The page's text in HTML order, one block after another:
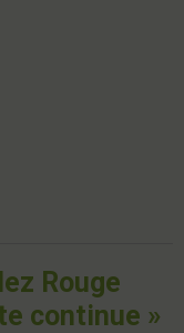
Rouge
continue »